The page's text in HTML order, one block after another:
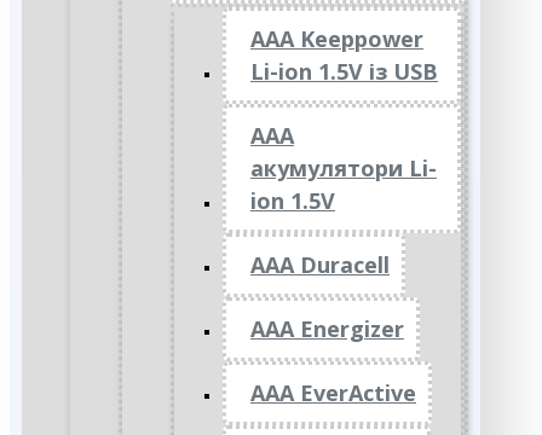
AAA Keeppower
Li-ion 1.5V із USB
ААА
акумулятори Li-
ion 1.5V
AAA Duracell
AAA Energizer
AAA EverActive